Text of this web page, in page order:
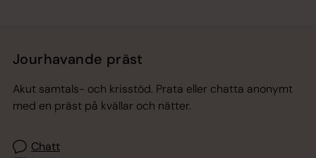
Jourhavande präst
Akut samtals- och krisstöd. Prata eller chatta anonymt
med en präst på kvällar och nätter.
Chatt